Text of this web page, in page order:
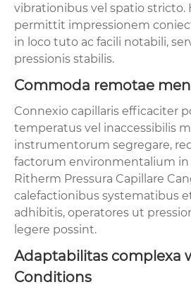
vibrationibus vel spatio stricto.
permittit impressionem
in loco tuto ac facili notabili,
pressionis stabilis.
Commoda remotae
Connexio capillaris efficaciter
temperatus vel inaccessibilis
instrumentorum segregare,
factorum environmentalium in
Ritherm Pressura Capillare
calefactionibus systematibus
adhibitis, operatores ut
legere possint.
Adaptabilitas complexa
Conditions